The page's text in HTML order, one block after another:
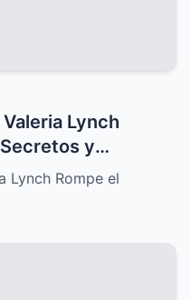
Lynch
y
Vida
Lynch Rompe el